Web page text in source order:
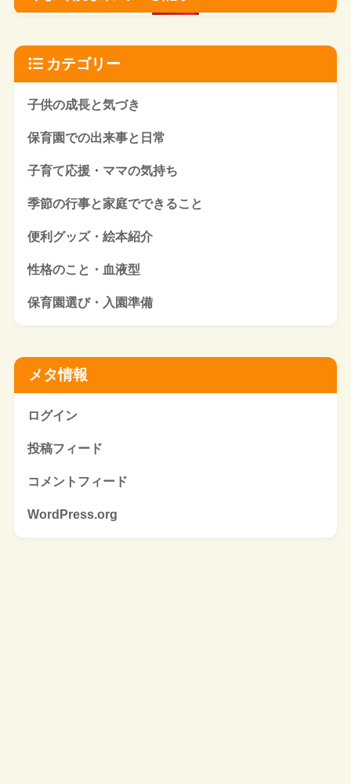
カテゴリー
子供の成長と気づき
保育園での出来事と日常
子育て応援・ママの気持ち
季節の行事と家庭でできること
便利グッズ・絵本紹介
性格のこと・血液型
保育園選び・入園準備
メタ情報
ログイン
投稿フィード
コメントフィード
WordPress.org